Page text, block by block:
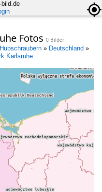
Fotos 0 Bilder
» Deutschland »
Karlsruhe